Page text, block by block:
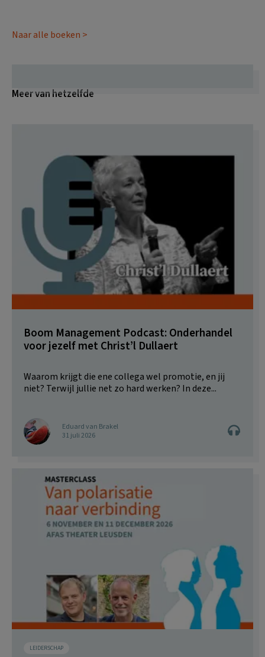
Naar alle boeken >
Meer van hetzelfde
Boom Management Podcast: Onderhandel
voor jezelf met Christ’l Dullaert
Waarom krijgt die ene collega wel promotie, en jij
niet? Terwijl jullie net zo hard werken? In deze...
Eduard van Brakel
31 juli 2026
LEIDERSCHAP